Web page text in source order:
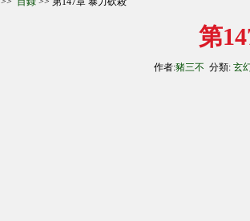
第
作者:豬三不 分類: 玄